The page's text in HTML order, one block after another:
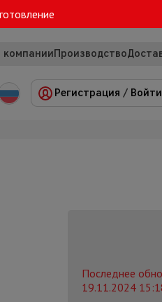
компанииПроизводство
Регистрация / Войти
Последнее
19.11.2024